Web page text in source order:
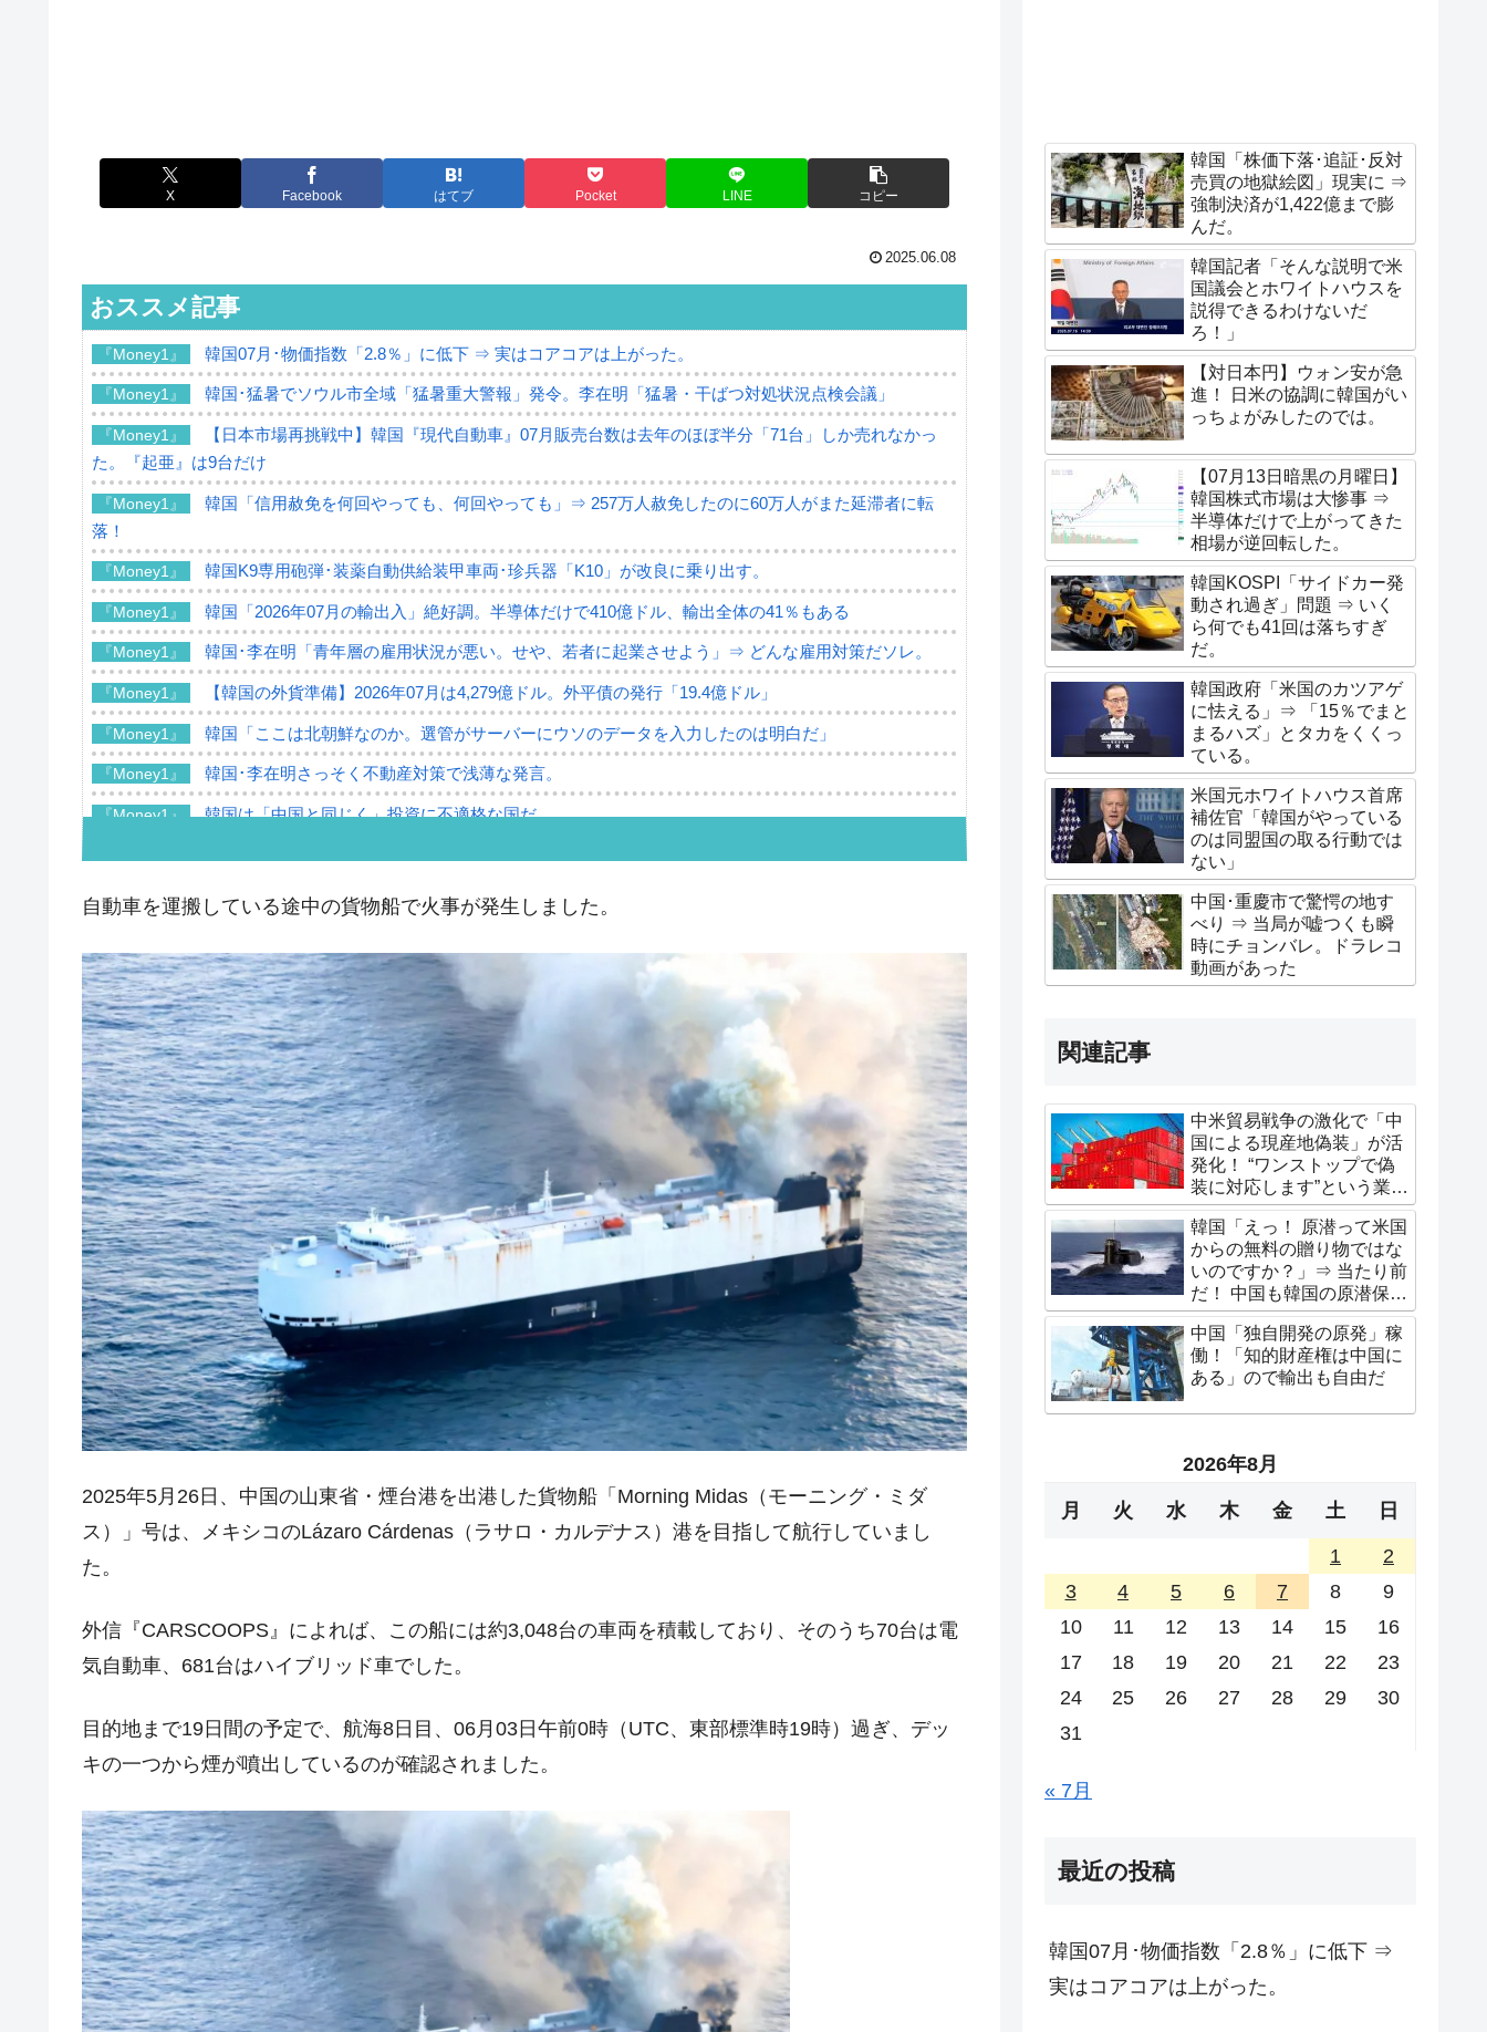
X Facebook はてブ Pocket LINE コピー
2025.06.08
おススメ記事
『Money1』 韓国07月･物価指数「2.8％」に低下 ⇒ 実はコアコアは上がった。
『Money1』 韓国･猛暑でソウル市全域「猛暑重大警報」発令。李在明「猛暑・干ばつ対処状況点検会議」
『Money1』
【日本市場再挑戦中】韓国『現代自動車』07月販売台数は去年のほぼ半分「71台」しか売れなかっ
た。『起亜』は9台だけ
『Money1』
韓国「信用赦免を何回やっても、何回やっても」⇒ 257万人赦免したのに60万人がまた延滞者に転
落！
『Money1』 韓国K9専用砲弾･装薬自動供給装甲車両･珍兵器「K10」が改良に乗り出す。
『Money1』 韓国「2026年07月の輸出入」絶好調。半導体だけで410億ドル、輸出全体の41％もある
『Money1』 韓国･李在明「青年層の雇用状況が悪い。せや、若者に起業させよう」⇒ どんな雇用対策だソレ。
『Money1』 【韓国の外貨準備】2026年07月は4,279億ドル。外平債の発行「19.4億ドル」
『Money1』 韓国「ここは北朝鮮なのか。選管がサーバーにウソのデータを入力したのは明白だ」
『Money1』 韓国･李在明さっそく不動産対策で浅薄な発言。
『Money1』 韓国は「中国と同じく」投資に不適格な国だ。
『Money1』 韓国･外為取引量「1日当たり1,214.4億ドル」まで拡大 ⇒ 海外資金の動きに強く左右される状態
『Money1』
韓国大統領府ボンクラ政策室長が告発された ⇒ 国家が行った恐るべき株価操作であり、空前の国政
壟断
『Money1』 韓国･警察職員が「丸刈りになって抗議活動」
『Money1』 中国だけが鉄鋼輸出を異常増加させる ⇒ 中国の過剰生産が世界を蝕む。
『Money1』 韓国製造業「半導体絶好調」のウラで他業種は全般的「不調」⇒ PSIが示す現況は決して良くない。
『Money1』 【米韓激突案件】韓国消費者院が『クーパン』1人当たり賠償10万ウォンを認定 ⇒ 総額3兆7,000億
『Money1』 韓国で猛暑。南東部では干ばつ
『Money1』 韓国型イージス搭載の次世代駆逐艦「KDDX」1番艦、2032年竣工と公示
『Money1』 【対日本円】ウォン安が急進！ 日米の協調に韓国がいっちょがみしたのでは。
『Money1』
韓国政府『BYD』車への補助金を全廃 ⇒ 実は韓国で『BYD』車は売れている。6カ月で対前年同期比
1.9倍！
『Money1』
在韓米国大使スティールが着韓！⇒ さっそく空港に詰めかけ「出て行け！」「極右勢力」のプラカー
ドを掲げる「在韓反米勢力」
『Money1』 JPモルガン「韓国レバレッジETFの清算はほぼ終わった」
『Money1』 韓国『国民年金公団』株価暴落で200兆蒸発。
『Money1』 韓国「橋が落ちました」⇒ 耐久性「なさすぎ」では。
『Money1』 韓国鉄鋼最大手『POSCO』ズブズブ沈む。営業利益80.2％も減少
する差別。許してはおかぬ
『Money1』 韓国ボンクラ政策室長･金容範、株価暴落に他人事のような発言。
『Money1』 韓国半導体『SKハイニックス』2026年2Qの業績「史上最高益」当期純利益は前年同期比13.4倍に。
『Money1』 韓国･加徳島新国際空港「またも暗礁」の危機 ⇒ 10.7兆では損が出るからできない。
『Money1』
【速報】韓国株式市場の暴落・本日07月29日(水)もサイドカー・サーキットブレイカーの二段コンボ
発動！
『Money1』 IT産業は人を雇用する効果は低い。全産業の半分未満しか雇用を生まない
Fact1 日本の誇る海洋資源調査船『白嶺』は先進技術の塊！
自動車を運搬している途中の貨物船で火事が発生しました。
2025年5月26日、中国の山東省・煙台港を出港した貨物船「Morning Midas（モーニング・ミダ
ス）」号は、メキシコのLázaro Cárdenas（ラサロ・カルデナス）港を目指して航行していまし
た。
外信『CARSCOOPS』によれば、この船には約3,048台の車両を積載しており、そのうち70台は電
気自動車、681台はハイブリッド車でした。
目的地まで19日間の予定で、航海8日目、06月03日午前0時（UTC、東部標準時19時）過ぎ、デッ
キの一つから煙が噴出しているのが確認されました。
韓国「株価下落･追証･反対
売買の地獄絵図」現実に ⇒
強制決済が1,422億まで膨
んだ。
韓国記者「そんな説明で米
国議会とホワイトハウスを
説得できるわけないだ
ろ！」
【対日本円】ウォン安が急
進！ 日米の協調に韓国がい
っちょがみしたのでは。
【07月13日暗黒の月曜日】
韓国株式市場は大惨事 ⇒
半導体だけで上がってきた
相場が逆回転した。
韓国KOSPI「サイドカー発
動され過ぎ」問題 ⇒ いく
ら何でも41回は落ちすぎ
だ。
韓国政府「米国のカツアゲ
に怯える」⇒ 「15％でまと
まるハズ」とタカをくくっ
ている。
米国元ホワイトハウス首席
補佐官「韓国がやっている
のは同盟国の取る行動では
ない」
中国･重慶市で驚愕の地す
べり ⇒ 当局が嘘つくも瞬
時にチョンバレ。ドラレコ
動画があった
関連記事
中米貿易戦争の激化で「中
国による現産地偽装」が活
発化！ “ワンストップで偽
装に対応します”という業者
も跋扈
韓国「えっ！ 原潜って米国
からの無料の贈り物ではな
いのですか？」⇒ 当たり前
だ！ 中国も韓国の原潜保有
に懸念表明「考え直せ、ば
か」
中国「独自開発の原発」稼
働！「知的財産権は中国に
ある」ので輸出も自由だ
2026年8月
月 火 水 木 金 土 日
1
2
3
4 5 6 7 8
9
10
11 12 13 14 15
16
17
18 19 20 21 22
23
24
25 26 27 28 29
30
31
« 7月
最近の投稿
韓国07月･物価指数「2.8％」に低下 ⇒
実はコアコアは上がった。